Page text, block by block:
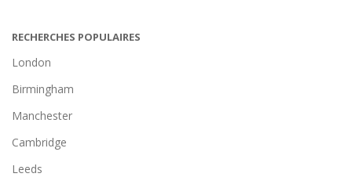
RECHERCHES POPULAIRES
London
Birmingham
Manchester
Cambridge
Leeds